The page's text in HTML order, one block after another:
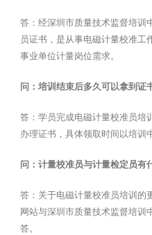
答：经深圳市质量技术监督培训
员证书，是从事电磁计量校准工
事业单位计量岗位需求。
问：培训结束后多久可以拿到证
答：学员完成电磁计量校准员培
办理证书，具体领取时间以培训
问：计量校准员与计量检定员有
答：关于电磁计量校准员培训的
网站与深圳市质量技术监督培训
答。